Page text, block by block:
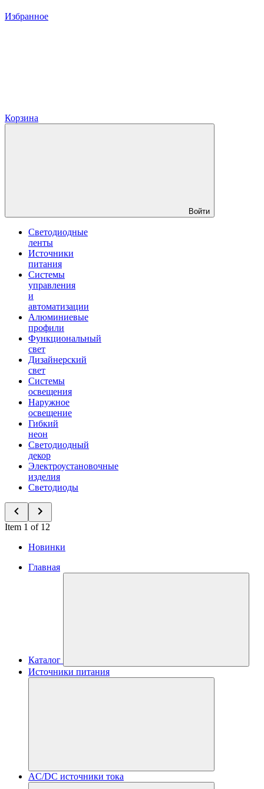
Избранное
Корзина
Войти
Светодиодные
ленты
Источники
питания
Системы
управления
и
автоматизации
Алюминиевые
профили
Функциональный
свет
Дизайнерский
свет
Системы
освещения
Наружное
освещение
Гибкий
неон
Светодиодный
декор
Электроустановочные
изделия
Светодиоды
Item 1 of 12
Новинки
Главная
Каталог
Источники питания
AC/DC источники тока